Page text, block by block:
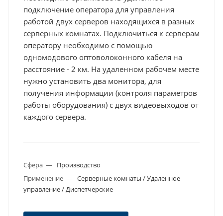
подключение оператора для управления
работой двух серверов находящихся в разных
серверных комнатах. Подключиться к серверам
оператору необходимо с помощью
одномодового оптоволоконного кабеля на
расстояние - 2 км. На удаленном рабочем месте
нужно установить два монитора, для
получения информации (контроля параметров
работы оборудования) с двух видеовыходов от
каждого сервера.
Сфера — Производство
Применение — Серверные комнаты / Удаленное
управление / Диспетчерские